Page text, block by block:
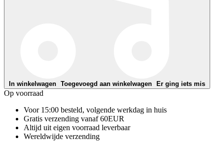
In winkelwagen Toegevoegd aan winkelwagen Er ging iets mis
Op voorraad
Voor 15:00 besteld, volgende werkdag in huis
Gratis verzending vanaf 60EUR
Altijd uit eigen voorraad leverbaar
Wereldwijde verzending